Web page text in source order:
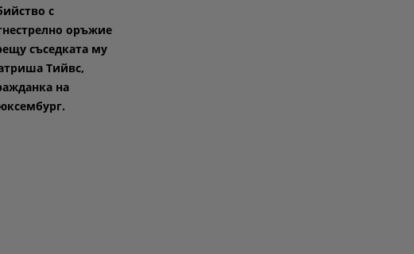
с
оръжие
съседката му
Тийвс,
на